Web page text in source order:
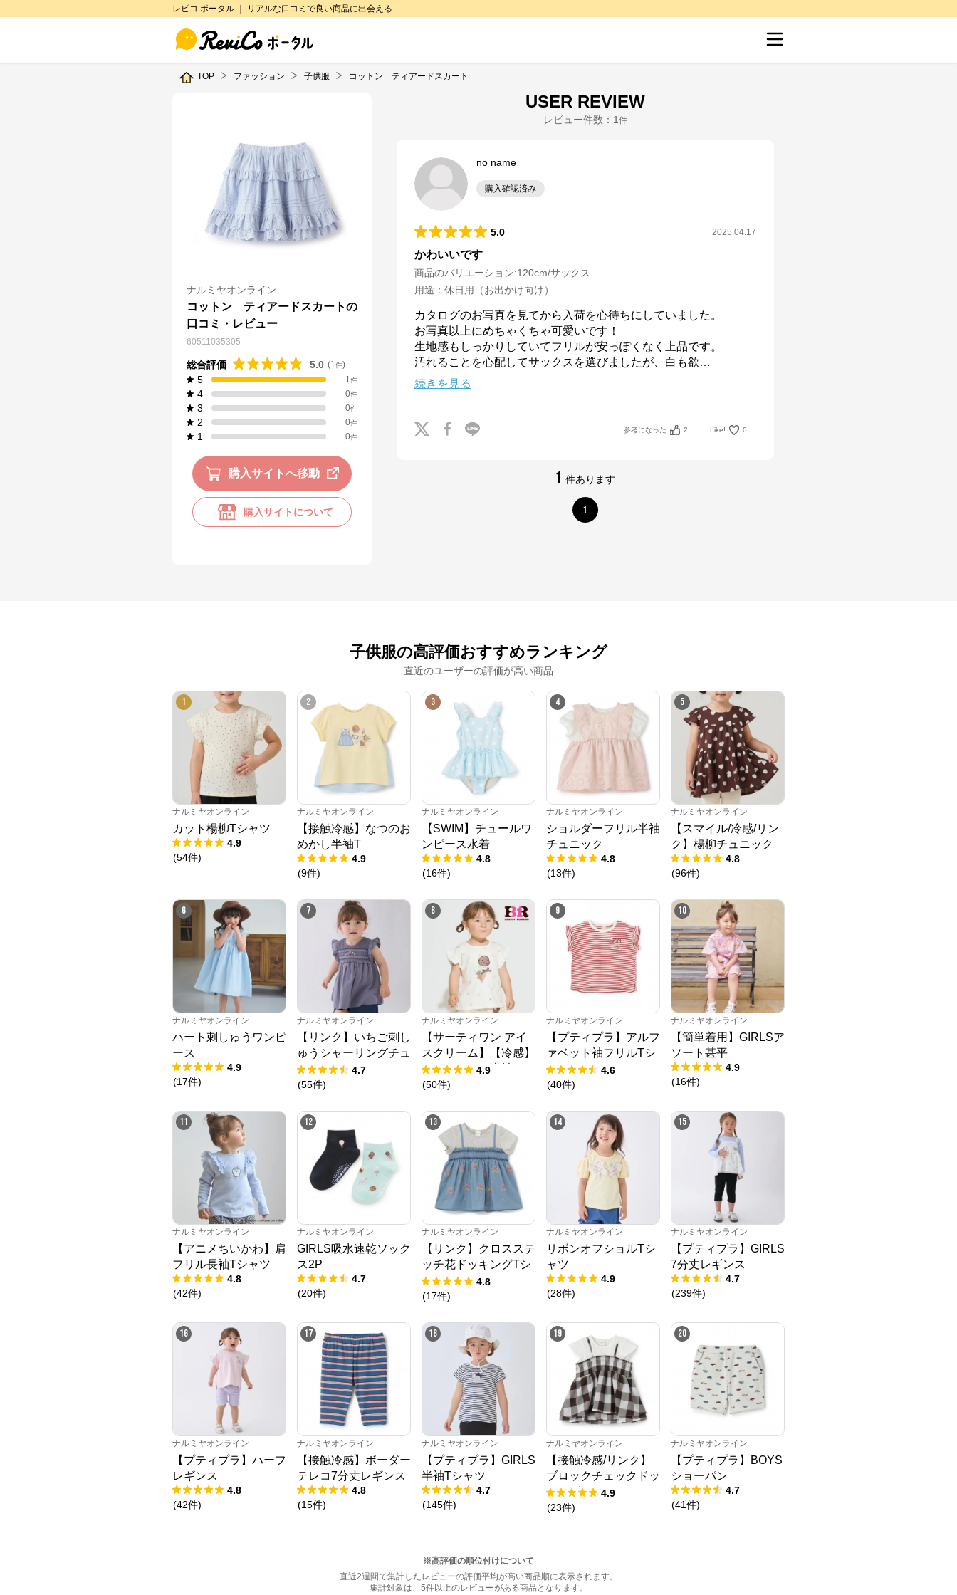
レビコ ポータル ｜ リアルな口コミで良い商品に出会える
TOP ファッション 子供服 コットン ティアードスカート
ナルミヤオンライン
コットン ティアードスカートの
口コミ・レビュー
60511035305
総合評価 5.0 (1 件)
5 1件
4 0件
3 0件
2 0件
1 0件
購入サイトへ移動
購入サイトについて
USER REVIEW
レビュー件数： 1 件
no name
購入確認済み
5.0 2025.04.17
かわいいです
商品のバリエーション:120cm/サックス
用途 ： 休日用（お出かけ向け）
カタログのお写真を見てから入荷を心待ちにしていました。
お写真以上にめちゃくちゃ可愛いです！
生地感もしっかりしていてフリルが安っぽくなく上品です。
汚れることを心配してサックスを選びましたが、白も欲…
続きを見る
参考になった 2 Like! 0
1 件あります
1
子供服の高評価おすすめランキング
直近のユーザーの評価が高い商品
1
ナルミヤオンライン
カット楊柳Tシャツ
4.9
(54件)
2
ナルミヤオンライン
【接触冷感】なつのお
めかし半袖T
4.9
(9件)
3
ナルミヤオンライン
【SWIM】チュールワ
ンピース水着
4.8
(16件)
4
ナルミヤオンライン
ショルダーフリル半袖
チュニック
4.8
(13件)
5
ナルミヤオンライン
【スマイル/冷感/リン
ク】楊柳チュニック
4.8
(96件)
6
ナルミヤオンライン
ハート刺しゅうワンピ
ース
4.9
(17件)
7
ナルミヤオンライン
【リンク】いちご刺し
ゅうシャーリングチュ
ニック
4.7
(55件)
8
ナルミヤオンライン
【サーティワン アイ
スクリーム】【冷感】
グラフィック半袖Tシ
ャツ
4.9
(50件)
9
ナルミヤオンライン
【プティプラ】アルフ
ァベット袖フリルTシ
ャツ
4.6
(40件)
10
ナルミヤオンライン
【簡単着用】GIRLSア
ソート甚平
4.9
(16件)
11
ナルミヤオンライン
【アニメちいかわ】肩
フリル長袖Tシャツ
4.8
(42件)
12
ナルミヤオンライン
GIRLS吸水速乾ソック
ス2P
4.7
(20件)
13
ナルミヤオンライン
【リンク】クロスステ
ッチ花ドッキングTシ
ャツ
4.8
(17件)
14
ナルミヤオンライン
リボンオフショルTシ
ャツ
4.9
(28件)
15
ナルミヤオンライン
【プティプラ】GIRLS
7分丈レギンス
4.7
(239件)
16
ナルミヤオンライン
【プティプラ】ハーフ
レギンス
4.8
(42件)
17
ナルミヤオンライン
【接触冷感】ボーダー
テレコ7分丈レギンス
4.8
(15件)
18
ナルミヤオンライン
【プティプラ】GIRLS
半袖Tシャツ
4.7
(145件)
19
ナルミヤオンライン
【接触冷感/リンク】
ブロックチェックドッ
キングTシャツ
4.9
(23件)
20
ナルミヤオンライン
【プティプラ】BOYS
ショーパン
4.7
(41件)
※高評価の順位付けについて
直近2週間で集計したレビューの評価平均が高い商品順に表示されます。
集計対象は、5件以上のレビューがある商品となります。
ナルミヤオンライン
公式ECサイト
※外部サイトが開きます
ナルミヤオンラインからのコメント
ナルミヤオンライン公式通販ショップ。人気子供服メゾピアノ、プティマイ
ン、ラブトキシック、アナスイミニ等、全ブランド、全商品をご覧いただけま